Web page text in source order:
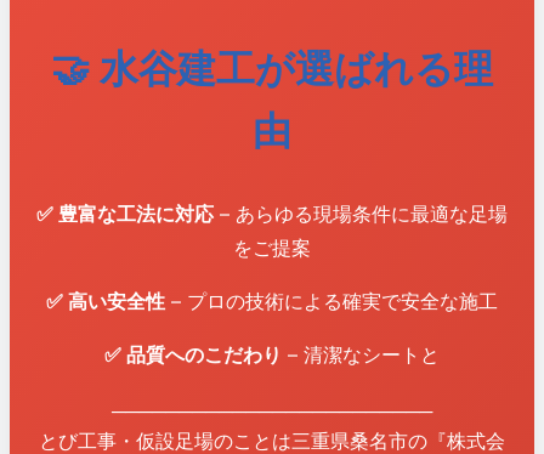
🤝 水谷建工が選ばれる理
由
✅ 豊富な工法に対応 – あらゆる現場条件に最適な足場
をご提案
✅ 高い安全性 – プロの技術による確実で安全な施工
✅ 品質へのこだわり – 清潔なシートと
────────────────────────
とび工事・仮設足場のことは三重県桑名市の『株式会